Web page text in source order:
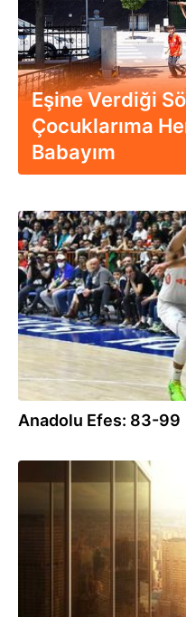
Eşine Verdiği
Çocuklarıma
Babayım
25.03.2023
Anadolu Efes: 83-99
25.03.2023